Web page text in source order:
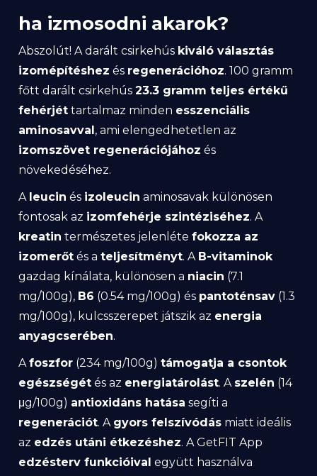
ha izmosodni akarok?
Abszolút! A darált csirkehús kiváló választás
izomépítéshez és regenerációhoz. 100 gramm
főtt darált csirkehús 23.3 gramm teljes értékű
fehérjét tartalmaz minden esszenciális
aminosavval, ami elengedhetetlen az
izomszövet regenerációjához és
növekedéséhez.
A leucin és izoleucin aminosavak különösen
fontosak az izomfehérje szintéziséhez. A
kreatin természetes jelenléte fokozza az
izomerőt és a teljesítményt. A B-vitaminok
gazdag kínálata, különösen a niacin (7.1
mg/100g), B6 (0.54 mg/100g) és pantoténsav (1.3
mg/100g), kulcsszerepet játszik az energia
anyagcserében.
A foszfor (234 mg/100g) támogatja a csontok
egészségét és az energiatárolást. A szelén (14
μg/100g) antioxidáns hatása segíti a
regenerációt. A gyors felszívódás miatt ideális
az edzés utáni étkezéshez. A GetFIT App
edzésterv funkcióival együtt használva